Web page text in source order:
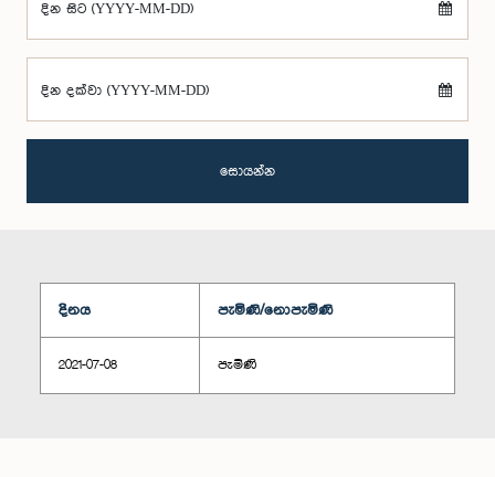
දින සිට (YYYY-MM-DD)
දින දක්වා (YYYY-MM-DD)
සොයන්න
දිනය පැමිණි/නොපැමිණි
2021-07-08 පැමිණි